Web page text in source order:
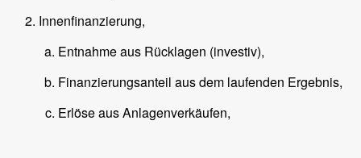
Innenfinanzierung,
Entnahme aus Rücklagen (investiv),
Finanzierungsanteil aus dem laufenden Ergebnis,
Erlöse aus Anlagenverkäufen,